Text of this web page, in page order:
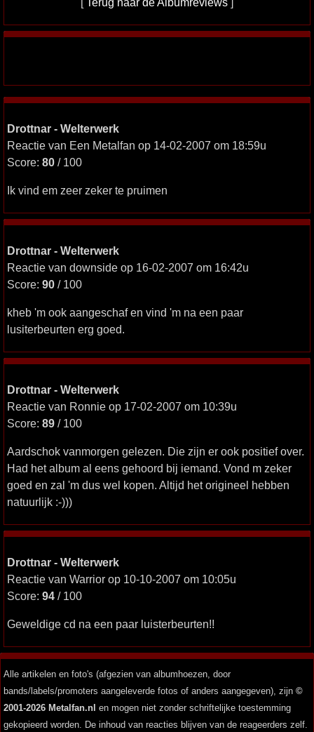
Drottnar - Welterwerk
Reactie van Een Metalfan op 14-02-2007 om 18:59u
Score: 80 / 100
Ik vind em zeer zeker te pruimen
Drottnar - Welterwerk
Reactie van downside op 16-02-2007 om 16:42u
Score: 90 / 100
kheb 'm ook aangeschaf en vind 'm na een paar
lusiterbeurten erg goed.
Drottnar - Welterwerk
Reactie van Ronnie op 17-02-2007 om 10:39u
Score: 89 / 100
Aardschok vanmorgen gelezen. Die zijn er ook positief over.
Had het album al eens gehoord bij iemand. Vond m zeker
goed en zal 'm dus wel kopen. Altijd het origineel hebben
natuurlijk :-)))
Drottnar - Welterwerk
Reactie van Warrior op 10-10-2007 om 10:05u
Score: 94 / 100
Geweldige cd na een paar luisterbeurten!!
Alle artikelen en foto's (afgezien van albumhoezen, door
bands/labels/promoters aangeleverde fotos of anders aangegeven), zijn ©
2001-2026 Metalfan.nl en mogen niet zonder schriftelijke toestemming
gekopieerd worden. De inhoud van reacties blijven van de reageerders zelf.